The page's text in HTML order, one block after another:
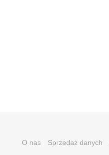
O nas Sprzedaż danych